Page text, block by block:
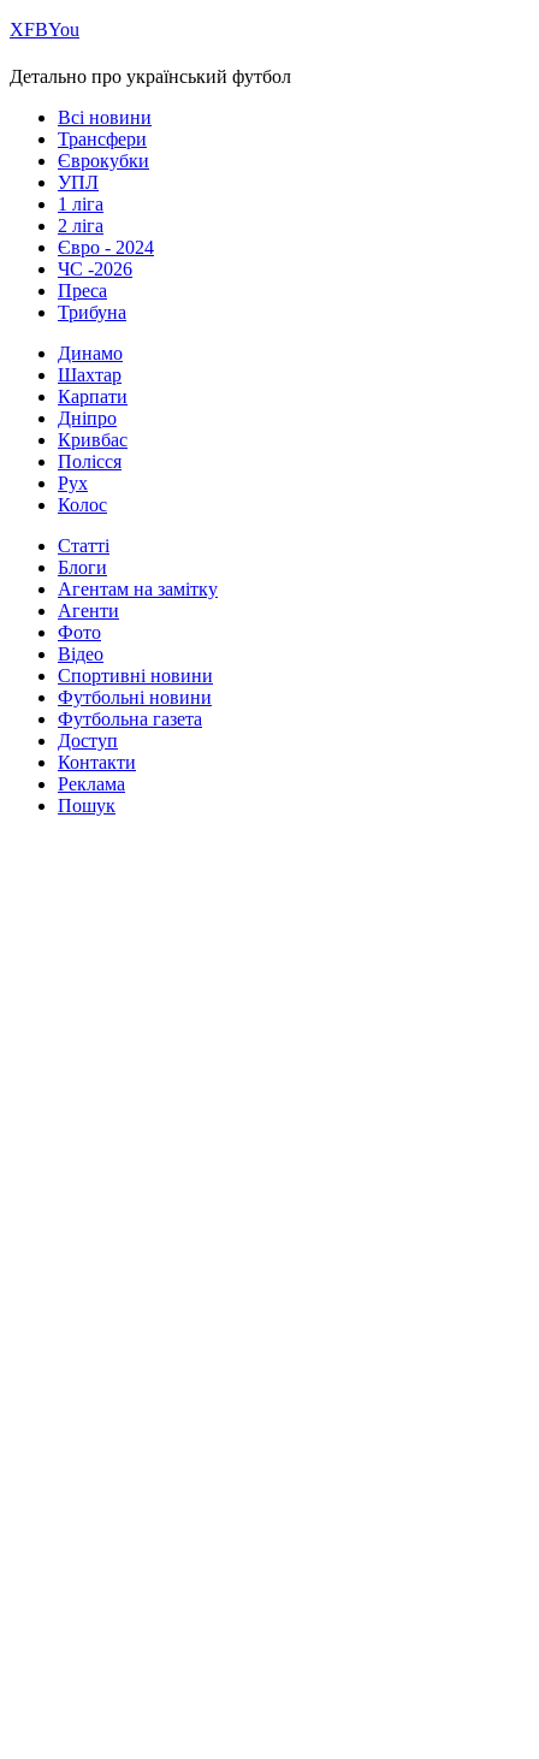
ХFBYou
Детально про український футбол
Всі новини
Трансфери
Єврокубки
УПЛ
1 ліга
2 ліга
Євро - 2024
ЧС -2026
Преса
Трибуна
Динамо
Шахтар
Карпати
Дніпро
Кривбас
Полісся
Рух
Колос
Статті
Блоги
Агентам на замітку
Агенти
Фото
Відео
Спортивні новини
Футбольні новини
Футбольна газета
Доступ
Контакти
Реклама
Пошук